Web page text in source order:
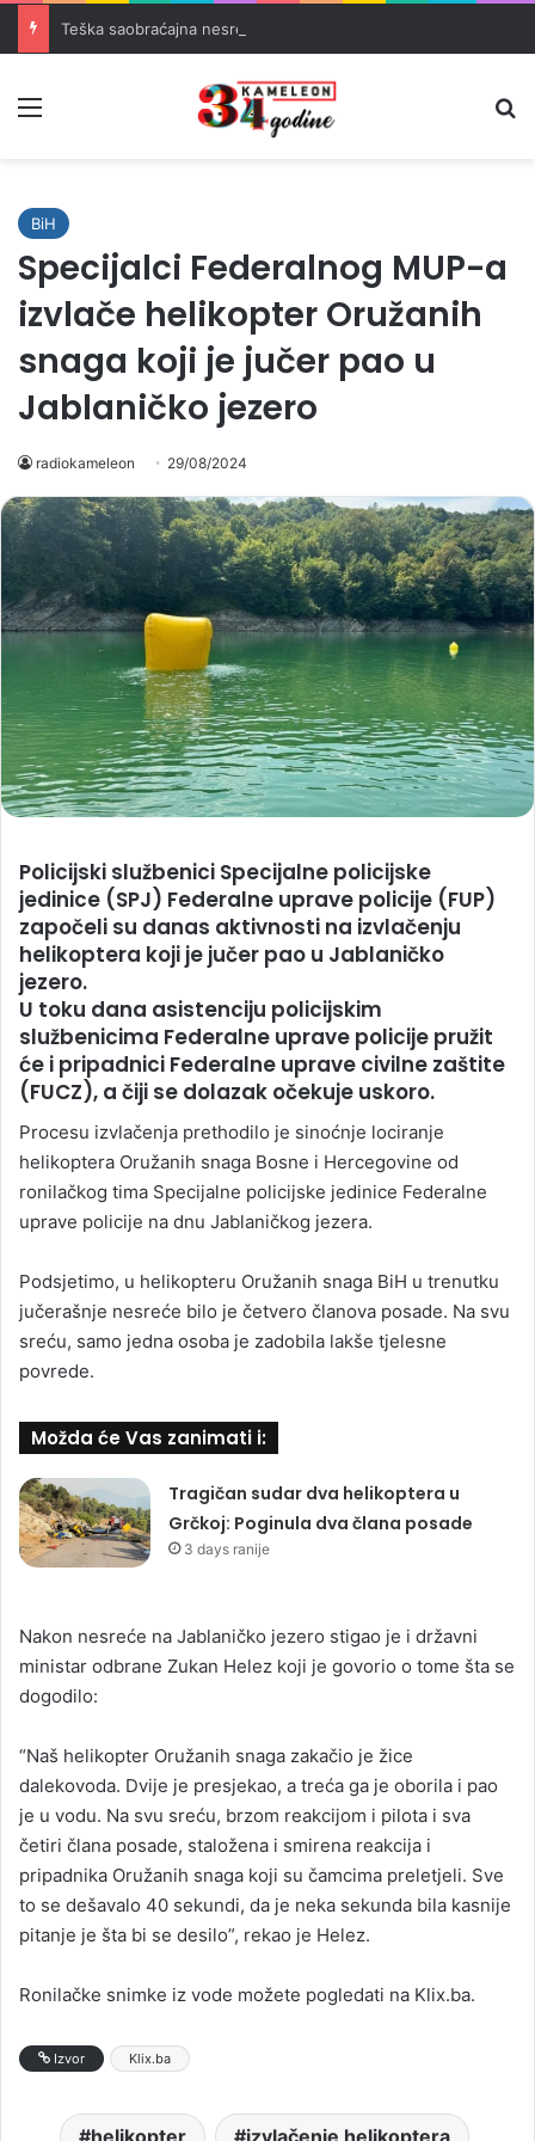
BiH
Specijalci Federalnog MUP-a
izvlače helikopter Oružanih
snaga koji je jučer pao u
Jablaničko jezero
radiokameleon 29/08/2024
Policijski službenici Specijalne policijske
jedinice (SPJ) Federalne uprave policije (FUP)
započeli su danas aktivnosti na izvlačenju
helikoptera koji je jučer pao u Jablaničko
jezero.
U toku dana asistenciju policijskim
službenicima Federalne uprave policije pružit
će i pripadnici Federalne uprave civilne zaštite
(FUCZ), a čiji se dolazak očekuje uskoro.
Procesu izvlačenja prethodilo je sinoćnje lociranje
helikoptera Oružanih snaga Bosne i Hercegovine od
ronilačkog tima Specijalne policijske jedinice Federalne
uprave policije na dnu Jablaničkog jezera.
Podsjetimo, u helikopteru Oružanih snaga BiH u trenutku
jučerašnje nesreće bilo je četvero članova posade. Na svu
sreću, samo jedna osoba je zadobila lakše tjelesne
povrede.
Možda će Vas zanimati i:
Tragičan sudar dva helikoptera u
Grčkoj: Poginula dva člana posade
3 days ranije
Nakon nesreće na Jablaničko jezero stigao je i državni
ministar odbrane Zukan Helez koji je govorio o tome šta se
dogodilo:
“Naš helikopter Oružanih snaga zakačio je žice
dalekovoda. Dvije je presjekao, a treća ga je oborila i pao
je u vodu. Na svu sreću, brzom reakcijom i pilota i sva
četiri člana posade, staložena i smirena reakcija i
pripadnika Oružanih snaga koji su čamcima preletjeli. Sve
to se dešavalo 40 sekundi, da je neka sekunda bila kasnije
pitanje je šta bi se desilo”, rekao je Helez.
Ronilačke snimke iz vode možete pogledati na Klix.ba.
Izvor Klix.ba
helikopter izvlačenje helikoptera